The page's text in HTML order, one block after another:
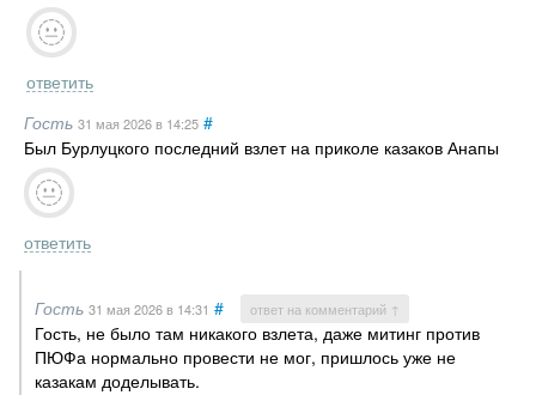
ответить
Гость 31 мая 2026в 14:25 #
Был Бурлуцкого последний взлет на приколе казаков Анапы
ответить
Гость 31 мая 2026в 14:31 # ответ на комментарий ↑
Гость, не было там никакого взлета, даже митинг против
ПЮФа нормально провести не мог, пришлось уже не
казакам доделывать.